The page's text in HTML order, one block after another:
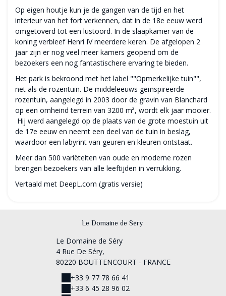
Op eigen houtje kun je de gangen van de tijd en het
interieur van het fort verkennen, dat in de 18e eeuw werd
omgetoverd tot een lustoord. In de slaapkamer van de
koning verbleef Henri IV meerdere keren. De afgelopen 2
jaar zijn er nog veel meer kamers geopend om de
bezoekers een nog fantastischere ervaring te bieden.
Het park is bekroond met het label ""Opmerkelijke tuin"",
net als de rozentuin. De middeleeuws geïnspireerde
rozentuin, aangelegd in 2003 door de gravin van Blanchard
op een omheind terrein van 3200 m², wordt elk jaar mooier.
Hij werd aangelegd op de plaats van de grote moestuin uit
de 17e eeuw en neemt een deel van de tuin in beslag,
waardoor een labyrint van geuren en kleuren ontstaat.
Meer dan 500 variëteiten van oude en moderne rozen
brengen bezoekers van alle leeftijden in verrukking.
Vertaald met DeepL.com (gratis versie)
Le Domaine de Séry
Le Domaine de Séry
4 Rue De Séry,
80220 BOUTTENCOURT - FRANCE
+33 9 77 78 66 41
+33 6 45 28 96 02